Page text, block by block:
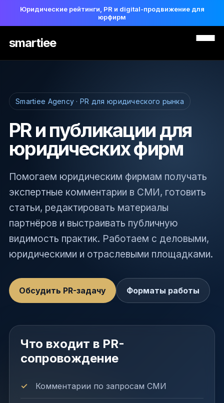
Юридические рейтинги, PR и digital-продвижение для
юрфирм
smartiee
Smartiee Agency · PR для юридического рынка
PR и публикации для
юридических фирм
Помогаем юридическим фирмам получать
экспертные комментарии в СМИ, готовить
статьи, редактировать материалы
партнёров и выстраивать публичную
видимость практик. Работаем с деловыми,
юридическими и отраслевыми площадками.
Обсудить PR-задачу Форматы работы
Что входит в PR-
сопровождение
Комментарии по запросам СМИ